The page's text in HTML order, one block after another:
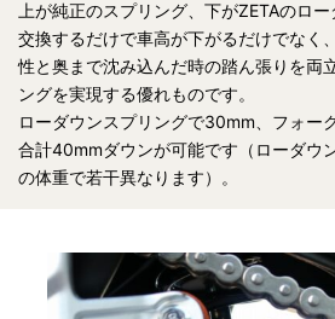
上が純正のスプリング、下がZETAのロー
交換するだけで車高が下がるだけでなく
性と奥まで沈み込んだ時の踏ん張りを両
ングを実現する優れものです。
ローダウンスプリングで30mm、フォー
合計40mmダウンが可能です（ローダウ
の体重で若干異なります）。